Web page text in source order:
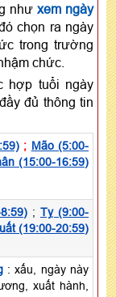
nhưxem ngày
chọn ra ngày
trong trường
chức.
hợp tuổi ngày
đủ thông tin
; Mão (5:00-
(15:00-16:59)
; Tỵ (9:00-
(19:00-20:59)
: xấu, ngày này
xuất hành,